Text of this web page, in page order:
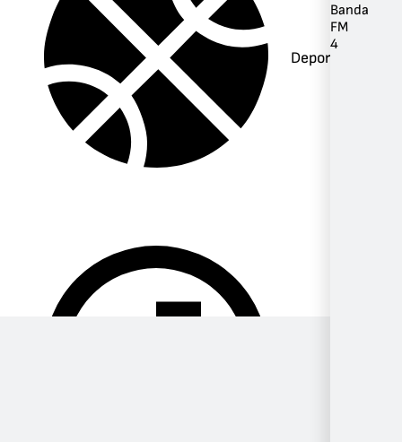
Deportes
Banda
FM
4